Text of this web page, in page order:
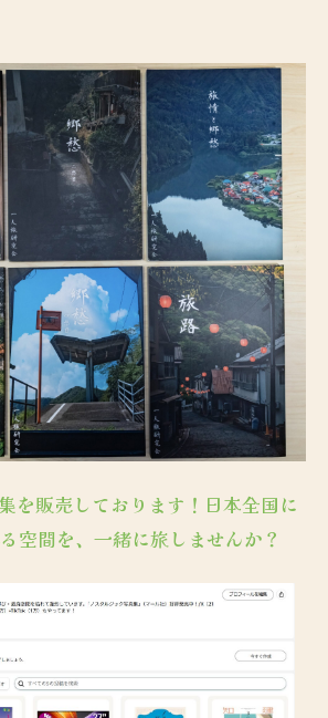
を販売しております！日本全国に
空間を、一緒に旅しませんか？